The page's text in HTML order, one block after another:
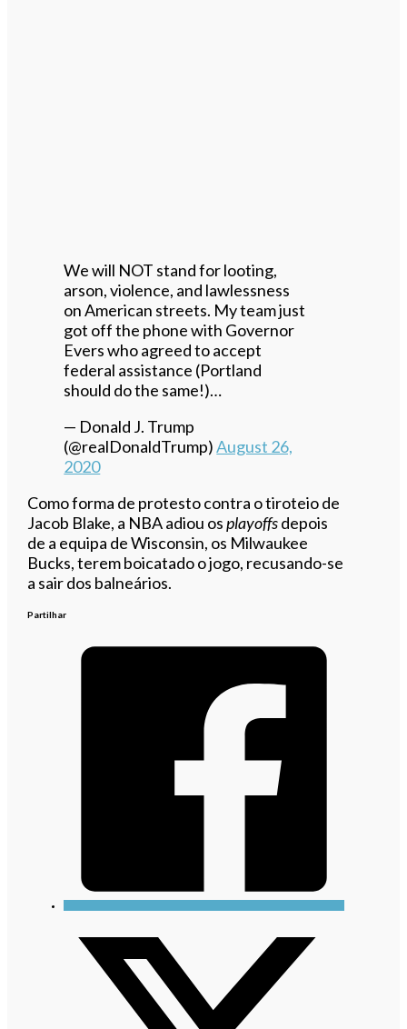
We will NOT stand for looting,
arson, violence, and lawlessness
on American streets. My team just
got off the phone with Governor
Evers who agreed to accept
federal assistance (Portland
should do the same!)…
— Donald J. Trump
(@realDonaldTrump)August 26,
2020
Como forma de protesto contra o tiroteio de
Jacob Blake, a NBA adiou osplayoffsdepois
de a equipa de Wisconsin, os Milwaukee
Bucks, terem boicatado o jogo, recusando-se
a sair dos balneários.
Partilhar